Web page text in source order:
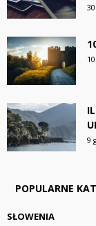
9
POPULARNE
SŁOWENIA